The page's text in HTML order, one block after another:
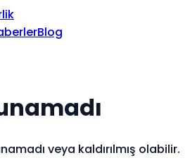
Blog
veya kaldırılmış olabilir.